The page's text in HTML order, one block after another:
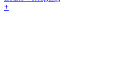
+